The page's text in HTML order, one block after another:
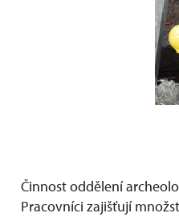
Činnost oddělení
Pracovníci zajišťují